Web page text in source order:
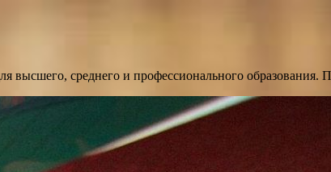
среднего и профессионального образования.